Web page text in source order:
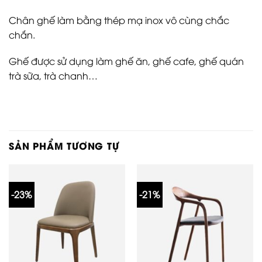
Chân ghế làm bằng thép mạ inox vô cùng chắc
chắn.
Ghế được sử dụng làm ghế ăn, ghế cafe, ghế quán
trà sữa, trà chanh…
SẢN PHẨM TƯƠNG TỰ
-23% -21%